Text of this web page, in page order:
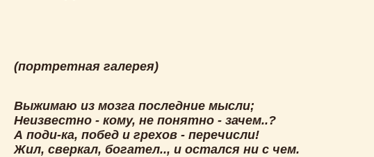
(портретная галерея)
Выжимаю из мозга последние мысли;
Неизвестно - кому, не понятно - зачем..?
А поди-ка, побед и грехов - перечисли!
Жил, сверкал, богател.., и остался ни с чем.